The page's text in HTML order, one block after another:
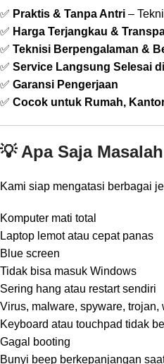
✅ Praktis & Tanpa Antri –
✅ Harga Terjangkau &
✅ Teknisi Berpengalaman &
✅ Service Langsung Selesai
✅ Garansi Pengerjaan
✅ Cocok untuk Rumah,
💡 Apa Saja
Kami siap mengatasi berbagai
Komputer mati total
Laptop lemot atau cepat panas
Blue screen
Tidak bisa masuk Windows
Sering hang atau restart sendiri
Virus, malware, spyware, trojan,
Keyboard atau touchpad tidak
Gagal booting
Bunyi beep berkepanjangan